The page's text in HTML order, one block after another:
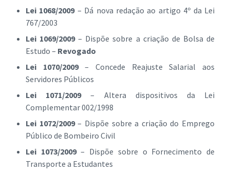
Lei 1068/2009– Dá nova redação ao artigo 4º da Lei
767/2003
Lei 1069/2009– Dispõe sobre a criação de Bolsa de
Estudo – Revogado
Lei 1070/2009– Concede Reajuste Salarial aos
Servidores Públicos
Lei 1071/2009– Altera dispositivos da Lei
Complementar 002/1998
Lei 1072/2009– Dispõe sobre a criação do Emprego
Público de Bombeiro Civil
Lei 1073/2009– Dispõe sobre o Fornecimento de
Transporte a Estudantes